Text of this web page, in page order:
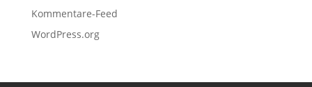
Kommentare-Feed
WordPress.org